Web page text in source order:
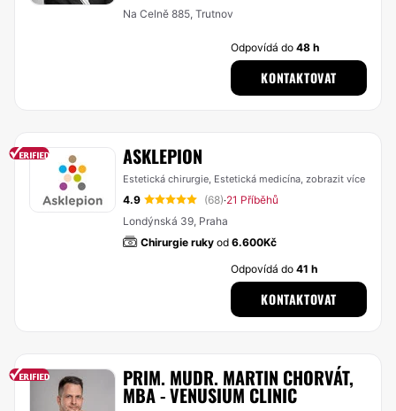
Na Celně 885, Trutnov
Odpovídá do48 h
KONTAKTOVAT
ASKLEPION
Estetická chirurgie, Estetická medicína, zobrazit více
4.9 (68)·21 Příběhů
Londýnská 39, Praha
Chirurgie ruky od 6.600Kč
Odpovídá do41 h
KONTAKTOVAT
PRIM. MUDR. MARTIN CHORVÁT,
MBA - VENUSIUM CLINIC